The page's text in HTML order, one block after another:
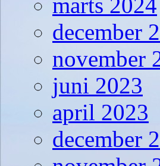
december
november
juni 2023
april 2023
december